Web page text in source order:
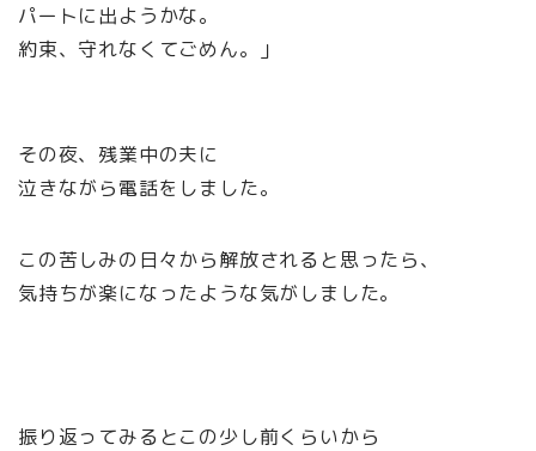
パートに出ようかな。
約束、守れなくてごめん。」
その夜、残業中の夫に
泣きながら電話をしました。
この苦しみの日々から解放されると思ったら、
気持ちが楽になったような気がしました。
振り返ってみるとこの少し前くらいから